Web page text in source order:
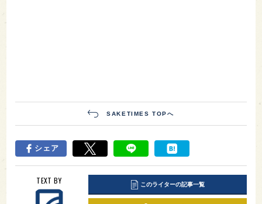
SAKETIMES TOPへ
シェア
TEXT BY このライターの記事一覧